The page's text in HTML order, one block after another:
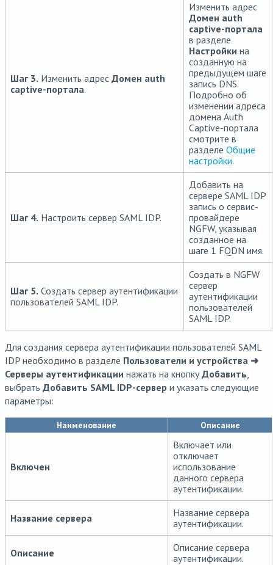
Шаг 3. Изменить адрес Домен auth
captive-портала.
Изменить адрес
Домен auth
captive-портала
в разделе
Настройки на
созданную на
предыдущем шаге
запись DNS.
Подробно об
изменении адреса
домена Auth
Captive-портала
смотрите в
разделе Общие
настройки.
Шаг 4. Настроить сервер SAML IDP.
Добавить на
сервере SAML IDP
запись о сервис-
провайдере
NGFW, указывая
созданное на
шаге 1 FQDN имя.
Шаг 5. Создать сервер аутентификации
пользователей SAML IDP.
Создать в NGFW
сервер
аутентификации
пользователей
SAML IDP.
Для создания сервера аутентификации пользователей SAML
IDP необходимо в разделе Пользователи и устройства ➜
Серверы аутентификации нажать на кнопкуДобавить
выбрать Добавить SAML IDP-сервер и указать следующие
параметры:
Наименование Описание
Включен
Включает или
отключает
использование
данного сервера
аутентификации.
Название сервера
Название сервера
аутентификации.
Описание
Описание сервера
аутентификации.